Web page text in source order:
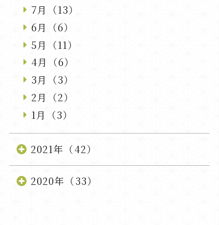
7月（13）
6月（6）
5月（11）
4月（6）
3月（3）
2月（2）
1月（3）
2021年（42）
2020年（33）